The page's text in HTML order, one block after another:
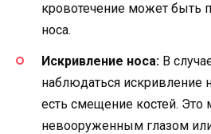
кровотечение может быть
носа.
Искривление носа: В
наблюдаться искривление
есть смещение костей.
невооруженным глазом